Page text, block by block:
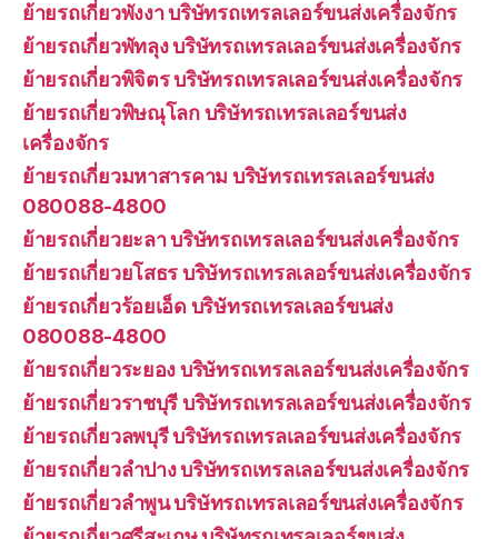
ย้ายรถเกี่ยวพังงา บริษัทรถเทรลเลอร์ขนส่งเครื่องจักร
ย้ายรถเกี่ยวพัทลุง บริษัทรถเทรลเลอร์ขนส่งเครื่องจักร
ย้ายรถเกี่ยวพิจิตร บริษัทรถเทรลเลอร์ขนส่งเครื่องจักร
ย้ายรถเกี่ยวพิษณุโลก บริษัทรถเทรลเลอร์ขนส่ง
เครื่องจักร
ย้ายรถเกี่ยวมหาสารคาม บริษัทรถเทรลเลอร์ขนส่ง
080088-4800
ย้ายรถเกี่ยวยะลา บริษัทรถเทรลเลอร์ขนส่งเครื่องจักร
ย้ายรถเกี่ยวยโสธร บริษัทรถเทรลเลอร์ขนส่งเครื่องจักร
ย้ายรถเกี่ยวร้อยเอ็ด บริษัทรถเทรลเลอร์ขนส่ง
080088-4800
ย้ายรถเกี่ยวระยอง บริษัทรถเทรลเลอร์ขนส่งเครื่องจักร
ย้ายรถเกี่ยวราชบุรี บริษัทรถเทรลเลอร์ขนส่งเครื่องจักร
ย้ายรถเกี่ยวลพบุรี บริษัทรถเทรลเลอร์ขนส่งเครื่องจักร
ย้ายรถเกี่ยวลำปาง บริษัทรถเทรลเลอร์ขนส่งเครื่องจักร
ย้ายรถเกี่ยวลำพูน บริษัทรถเทรลเลอร์ขนส่งเครื่องจักร